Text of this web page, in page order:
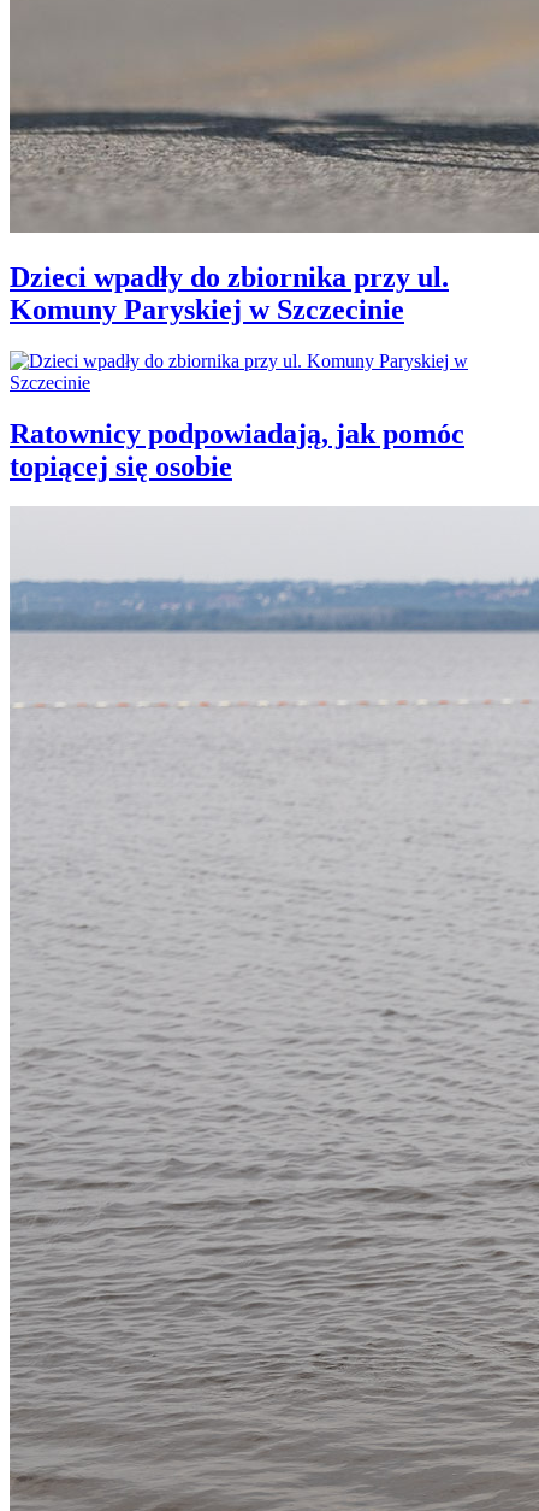
Dzieci wpadły do zbiornika przy ul.
Komuny Paryskiej w Szczecinie
Ratownicy podpowiadają, jak pomóc
topiącej się osobie